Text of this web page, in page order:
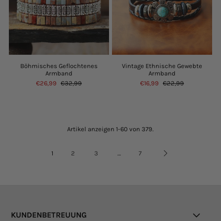
Böhmisches Geflochtenes
Armband
€26,99 €32,99
Vintage Ethnische Gewebte
Armband
€16,99
€22,99
Artikel anzeigen 1-60 von 379.
1 2 3 … 7
KUNDENBETREUUNG